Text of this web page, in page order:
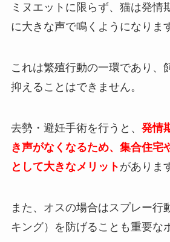
ミヌエットに限らず、猫は発情
に大きな声で鳴くようになりま
これは繁殖行動の一環であり、
抑えることはできません。
去勢・避妊手術を行うと、 発情
き声がなくなるため、集合住宅
として大きなメリット がありま
また、オスの場合はスプレー行
キング）を防げることも重要な